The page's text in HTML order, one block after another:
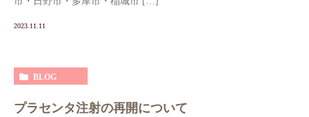
2023.11.11
BLOG
プラセンタ注射の再開について